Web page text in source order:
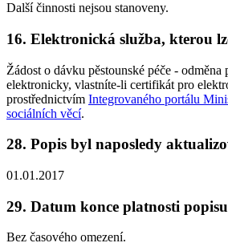
Další činnosti nejsou stanoveny.
16. Elektronická služba, kterou
Žádost o dávku pěstounské péče - odměna
elektronicky, vlastníte-li certifikát pro
prostřednictvím Integrovaného portálu
sociálních věcí.
28. Popis byl naposledy
01.01.2017
29. Datum konce platnosti popisu
Bez časového omezení.